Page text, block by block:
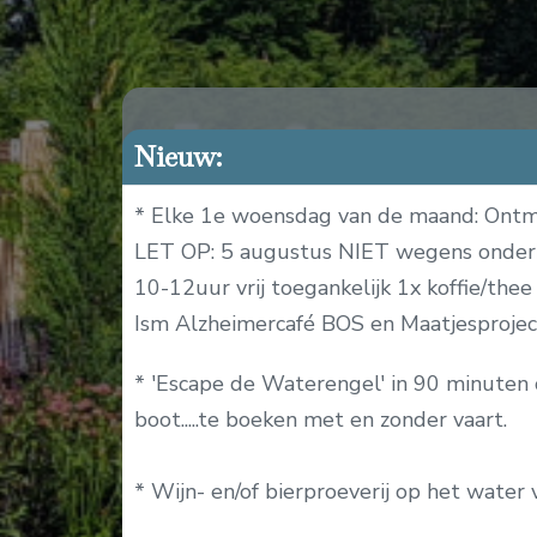
Terwijl er druk aan het verfraaien
sinds vaarseizoen 2025 al weer
De haven heeft 10
gebruik genomen worden. (tot die
De plaatsen zijn voorzien van
eigendommen. Op het plateau
Nieuw:
* Elke 1e woensdag van de maand:
LET OP: 5 augustus NIET wegens
10-12uur vrij toegankelijk 1x koffie/
Ism Alzheimercafé BOS en
* 'Escape de Waterengel' in 90 minuten
boot.....te boeken met en zonder vaart.
* Wijn- en/of bierproeverij op het water